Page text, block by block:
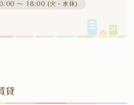
〜 18:00 (火・水休)
貸